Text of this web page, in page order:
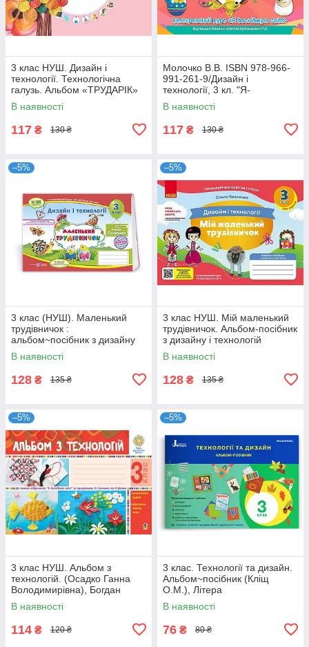
3 клас НУШ. Дизайн і
технології. Технологічна
галузь. Альбом «ТРУДАРІК»
(Смалюх М.П.), Генеза
В наявності
117 ₴ 130 ₴
Молочко В.В. ISBN 978-966-
991-261-9/Дизайн і
технології, 3 кл. "Я-
Трудівничок"
В наявності
117 ₴ 130 ₴
–5%
3 клас (НУШ). Маленький
трудівничок :
альбом~посібник з дизайну
та технологій (Роговська Л.),
Підручники і
В наявності
128 ₴ 135 ₴
–5%
3 клас НУШ. Мій маленький
трудівничок. Альбом-посібник
з дизайну і технологій
(Павленко О.), Ранок
В наявності
128 ₴ 135 ₴
–5%
3 клас НУШ. Альбом з
технологій. (Осадко Ганна
Володимирівна), Богдан
В наявності
114 ₴ 120 ₴
–5%
3 клас. Технології та дизайн.
Альбом~посібник (Кліщ
О.М.), Літера
В наявності
76 ₴ 80 ₴